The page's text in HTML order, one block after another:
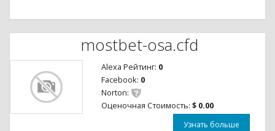
mostbet-osa.cfd
Alexa Рейтинг: 0
Facebook: 0
Norton:
Оценочная Стоимость: $ 0.00
Узнать больше